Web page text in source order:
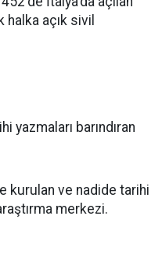
yazmaları barındıran